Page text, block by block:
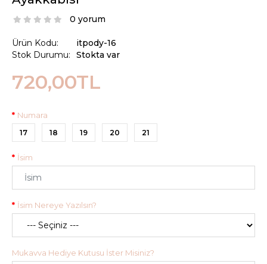
0 yorum
Ürün Kodu:
Stok Durumu:
itpody-16
Stokta var
720,00TL
Numara
17 18 19 20 21
İsim
İsim Nereye Yazılsın?
Mukavva Hediye Kutusu İster Misiniz?